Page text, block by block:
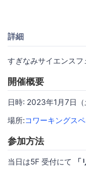
詳細
すぎなみサイエンスフ
開催概要
日時: 2023年1月7日
場所:コワーキングス
参加方法
当日は5F 受付にて